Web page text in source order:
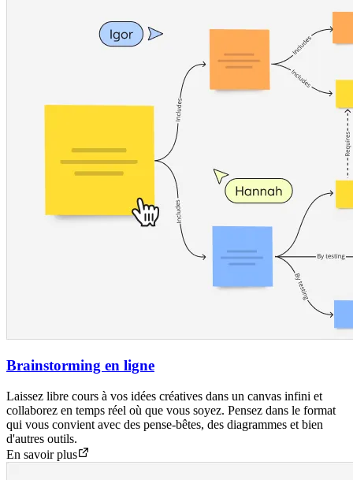
Brainstorming en ligne
Laissez libre cours à vos idées créatives dans un canvas infini et
collaborez en temps réel où que vous soyez. Pensez dans le format
qui vous convient avec des pense-bêtes, des diagrammes et bien
d'autres outils.
En savoir plus